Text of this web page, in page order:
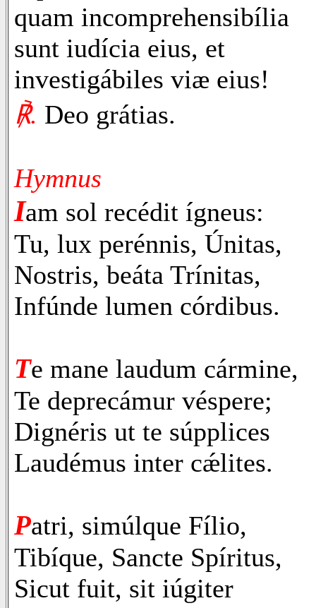
quam incomprehensibília
sunt iudícia eius, et
investigábiles viæ eius!
℟. Deo grátias.
Hymnus
Iam sol recédit ígneus:
Tu, lux perénnis, Únitas,
Nostris, beáta Trínitas,
Infúnde lumen córdibus.
Te mane laudum cármine,
Te deprecámur véspere;
Dignéris ut te súpplices
Laudémus inter cǽlites.
Patri, simúlque Fílio,
Tibíque, Sancte Spíritus,
Sicut fuit, sit iúgiter